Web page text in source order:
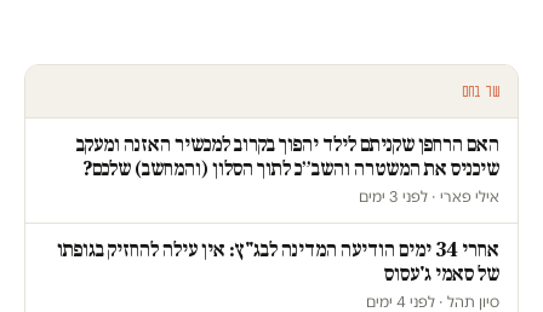
עוד בחם
האם הרחפן שקניתם לילד יהפוך בקרוב למכשיר האזנה ומעקב
שיכניס את המשטרה והשב״כ לתוך הסלון (והמחשב) שלכם?
אילי פארי · לפני 3 ימים
אחרי 34 ימים הודיעה המדינה לבג"ץ: אין עילה להחזיק בגופתו
של סאמי ג'עסוס
סיון תהל · לפני 4 ימים